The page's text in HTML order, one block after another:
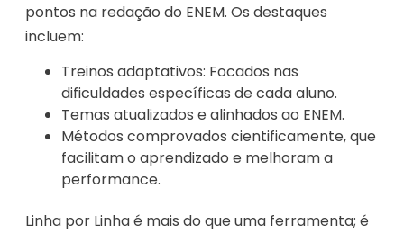
pontos na redação do ENEM. Os destaques
incluem:
Treinos adaptativos: Focados nas
dificuldades específicas de cada aluno.
Temas atualizados e alinhados ao ENEM.
Métodos comprovados cientificamente, que
facilitam o aprendizado e melhoram a
performance.
Linha por Linha é mais do que uma ferramenta; é